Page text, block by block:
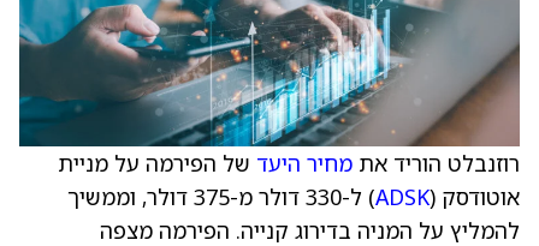
רוזנבלט הוריד את מחיר היעד של הפירמה על מניית
אוטודסק (ADSK
) ל-330 דולר מ-375 דולר, וממשיך
להמליץ על המניה בדירוג קנייה. הפירמה מצפה